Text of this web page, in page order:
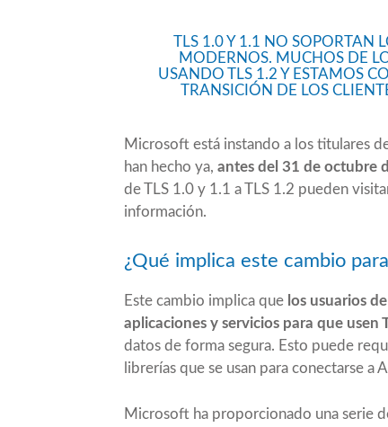
TLS 1.0 Y 1.1 NO SOPORTAN
MODERNOS. MUCHOS DE
USANDO TLS 1.2 Y ESTAMOS
TRANSICIÓN DE LOS
Microsoft está instando a los titulares
han hecho ya, antes del 31 de octubre
de TLS 1.0 y 1.1 a TLS 1.2 pueden
información.
¿Qué implica este cambio
Este cambio implica que los usuarios
aplicaciones y servicios para que usen
datos de forma segura. Esto puede
librerías que se usan para conectarse a
Microsoft ha proporcionado una serie